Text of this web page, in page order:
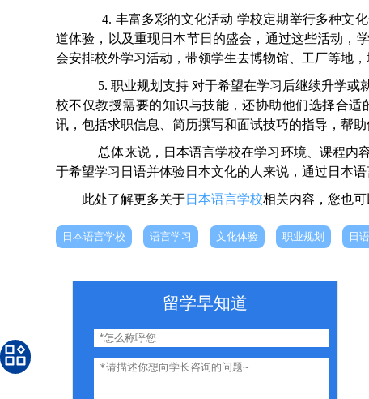
4. 丰富多彩的文化活动 学校定期举行多种文
道体验，以及重现日本节日的盛会，通过这些活动，
会安排校外学习活动，带领学生去博物馆、工厂等地，
5. 职业规划支持 对于希望在学习后继续升学或
校不仅教授需要的知识与技能，还协助他们选择合
讯，包括求职信息、简历撰写和面试技巧的指导，帮助
总体来说，日本语言学校在学习环境、课程内
于希望学习日语并体验日本文化的人来说，通过日本
此处了解更多关于日本语言学校相关内容，您也
日本语言学校 语言学习 文化体验 职业规划 日
留学早知道